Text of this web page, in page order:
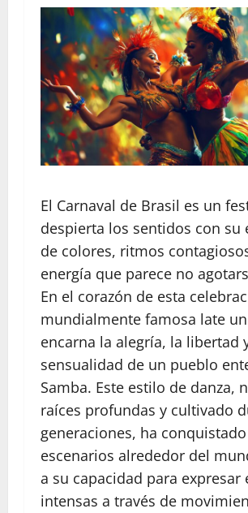
El Carnaval de Brasil es un
despierta los sentidos con su
de colores, ritmos
energía que parece no
En el corazón de esta
mundialmente famosa late
encarna la alegría, la libertad
sensualidad de un pueblo
Samba. Este estilo de danza,
raíces profundas y cultivado
generaciones, ha conquistado
escenarios alrededor del
a su capacidad para expresar
intensas a través de